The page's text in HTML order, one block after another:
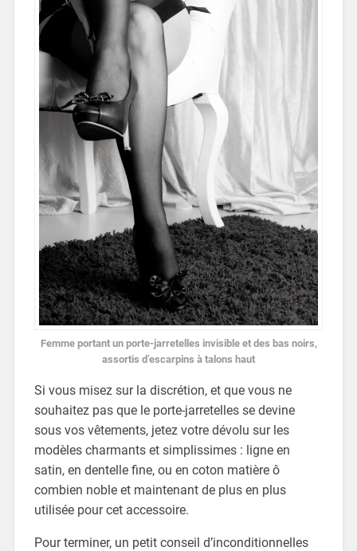
Femme portant un porte-jarretelles invisible et des bas noirs,
assortis d’escarpins à talons haut
Si vous misez sur la discrétion, et que vous ne
souhaitez pas que le porte-jarretelles se devine
sous vos vêtements, jetez votre dévolu sur les
modèles charmants et simplissimes : ligne en
satin, en dentelle fine, ou en coton matière ô
combien noble et maintenant de plus en plus
utilisée pour cet accessoire.
Pour terminer, un petit conseil d’inconditionnelles